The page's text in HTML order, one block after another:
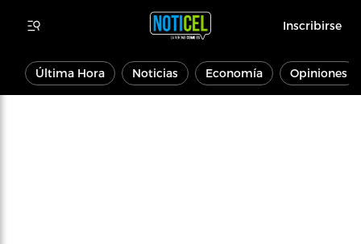
Inscribirse
Última Hora Noticias Economía Opiniones